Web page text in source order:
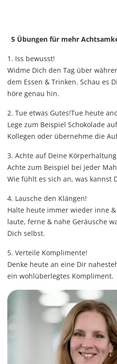
5 Übungen für mehr
1. Iss bewusst!
Widme Dich den Tag über
dem Essen & Trinken. Schau es
höre genau hin.
2. Tue etwas Gutes!Tue heute
Lege zum Beispiel Schokolade
Kollegen oder übernehme die
3. Achte auf Deine
Achte zum Beispiel bei jeder
Wie fühlt es sich an, was kannst
4. Lausche den Klängen!
Halte heute immer wieder inne
laute, ferne & nahe Geräusche
Dich selbst.
5. Verteile Komplimente!
Denke heute an eine Dir
ein wohlüberlegtes Kompliment.